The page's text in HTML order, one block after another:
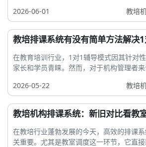
2026-06-01
教培
教培排课系统有没有简单方法解决
在教育培训行业，1对1辅导模式因其针对
家长和学员青睐。然而，对于机构管理者
2026-05-22
教培
教培机构排课系统：新旧对比看教
在教培行业蓬勃发展的今天，高效的排课
关重要。尤其是教室调度这一环节，它直